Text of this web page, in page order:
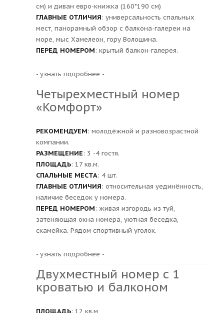
см) и диван евро-книжка (160*190 см)
ГЛАВНЫЕ ОТЛИЧИЯ: универсальность спальных
мест, панорамный обзор с балкона-галереи на
море, мыс Хамелеон, гору Волошина.
ПЕРЕД НОМЕРОМ: крытый балкон-галерея.
- узнать подробнее -
Четырехместный номер
«Комфорт»
РЕКОМЕНДУЕМ: молодёжной и разновозрастной
компании.
РАЗМЕЩЕНИЕ: 3 -4 гостя.
ПЛОЩАДЬ: 17 кв.м.
СПАЛЬНЫЕ МЕСТА: 4 шт.
ГЛАВНЫЕ ОТЛИЧИЯ: относительная уединённость,
наличие беседок у номера.
ПЕРЕД НОМЕРОМ: живая изгородь из туй,
затеняющая окна номера, уютная беседка,
скамейка. Рядом спортивный уголок.
- узнать подробнее -
Двухместный номер с 1
кроватью и балконом
ПЛОЩАДЬ: 12 кв.м